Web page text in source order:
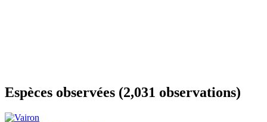
Espèces observées (2,031 observations)